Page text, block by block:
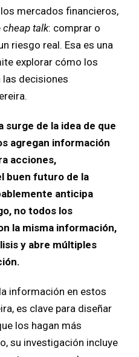
mercados financieros,
cheap talk: comprar o
riesgo real. Esa es una
explorar cómo los
las decisiones
de la idea de que
agregan información
acciones,
buen futuro de la
anticipa
no todos los
la misma información,
y abre múltiples
información en estos
es clave para diseñar
los hagan más
su investigación incluye